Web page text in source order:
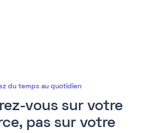
du temps au quotidien
vous sur votre
pas sur votre